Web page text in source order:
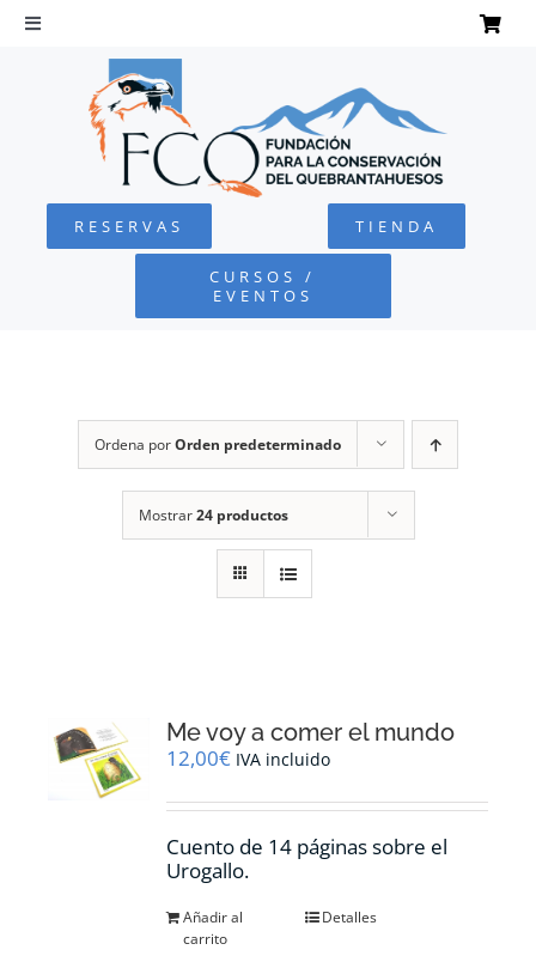
Saltar
Toggle
Navigation
QUEBRANTAHUESOS
FUNDACIÓN
CARRITO
RESERVAS TIENDA
CURSOS /
EVENTOS
Ordena porOrden predeterminado
Mostrar24 productos
Me voy a comer el mundo
12,00€ IVA incluido
Cuento de 14 páginas sobre el
Urogallo.
Añadir al
carrito
Detalles